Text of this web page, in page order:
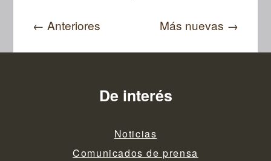
Navegación
de
← Anteriores Más nuevas →
De interés
Noticias
Comunicados de prensa